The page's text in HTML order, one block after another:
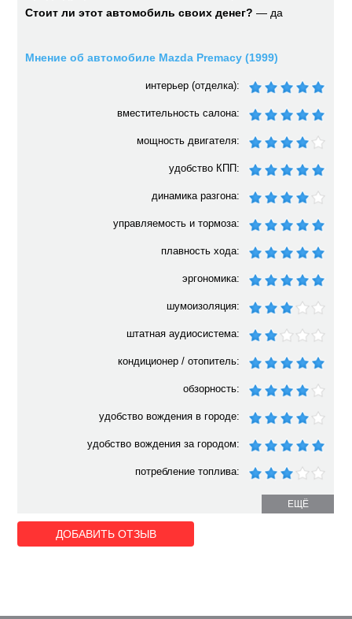
Стоит ли этот автомобиль своих денег? — да
Мнение об автомобиле Mazda Premacy (1999)
интерьер (отделка):
вместительность салона:
мощность двигателя:
удобство КПП:
динамика разгона:
управляемость и тормоза:
плавность хода:
эргономика:
шумоизоляция:
штатная аудиосистема:
кондиционер / отопитель:
обзорность:
удобство вождения в городе:
удобство вождения за городом:
потребление топлива:
ЕЩЁ
ДОБАВИТЬ ОТЗЫВ